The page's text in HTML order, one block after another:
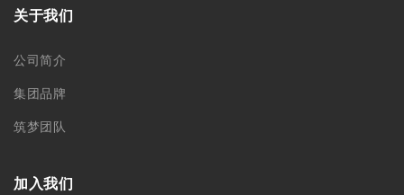
关于我们
公司简介
集团品牌
筑梦团队
加入我们